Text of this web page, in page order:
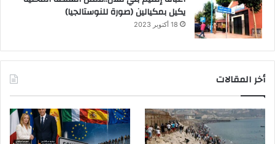
يكيل بمكيالين (صورة للنوستالجيا)
18 أكتوبر 2023
أخر المقالات